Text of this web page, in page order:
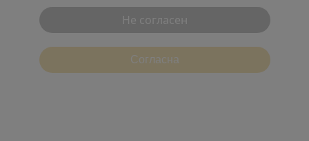
Contact
Не согласен
Cогласна